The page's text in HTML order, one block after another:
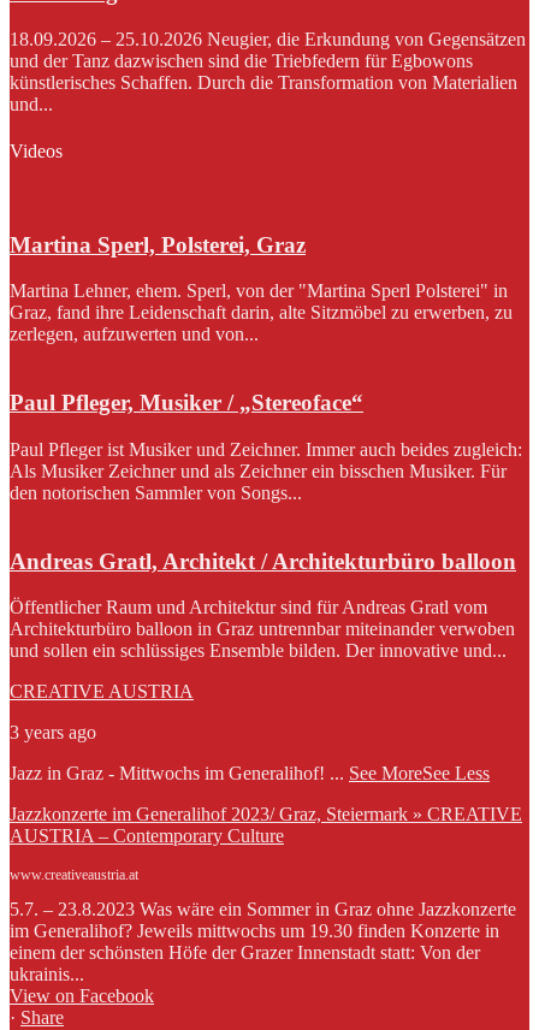
18.09.2026 – 25.10.2026 Neugier, die Erkundung von Gegensätzen
und der Tanz dazwischen sind die Triebfedern für Egbowons
künstlerisches Schaffen. Durch die Transformation von Materialien
und...
Videos
Martina Sperl, Polsterei, Graz
Martina Lehner, ehem. Sperl, von der "Martina Sperl Polsterei" in
Graz, fand ihre Leidenschaft darin, alte Sitzmöbel zu erwerben, zu
zerlegen, aufzuwerten und von...
Paul Pfleger, Musiker / „Stereoface“
Paul Pfleger ist Musiker und Zeichner. Immer auch beides zugleich:
Als Musiker Zeichner und als Zeichner ein bisschen Musiker. Für
den notorischen Sammler von Songs...
Andreas Gratl, Architekt / Architekturbüro balloon
Öffentlicher Raum und Architektur sind für Andreas Gratl vom
Architekturbüro balloon in Graz untrennbar miteinander verwoben
und sollen ein schlüssiges Ensemble bilden. Der innovative und...
CREATIVE AUSTRIA
3 years ago
Jazz in Graz - Mittwochs im Generalihof! ... See MoreSee Less
Jazzkonzerte im Generalihof 2023/ Graz, Steiermark » CREATIVE
AUSTRIA – Contemporary Culture
www.creativeaustria.at
5.7. – 23.8.2023 Was wäre ein Sommer in Graz ohne Jazzkonzerte
im Generalihof? Jeweils mittwochs um 19.30 finden Konzerte in
einem der schönsten Höfe der Grazer Innenstadt statt: Von der
ukrainis...
View on Facebook
· Share